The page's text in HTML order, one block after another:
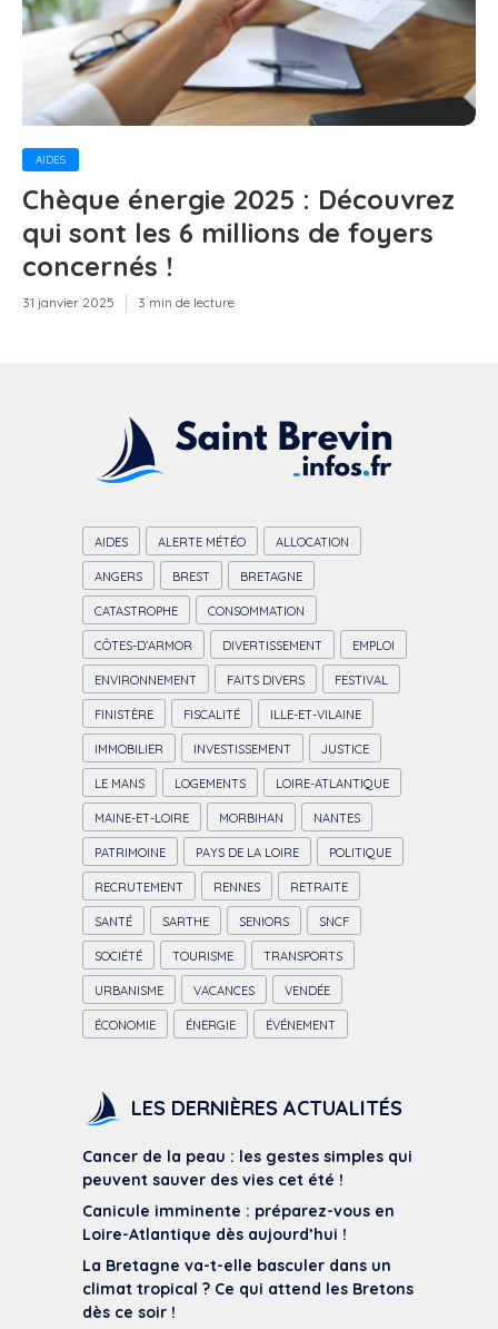
AIDES
Chèque énergie 2025 : Découvrez
qui sont les 6 millions de foyers
concernés !
31 janvier 2025 3 min de lecture
AIDES ALERTE MÉTÉO ALLOCATION
ANGERS BREST BRETAGNE
CATASTROPHE CONSOMMATION
CÔTES-D’ARMOR DIVERTISSEMENT EMPLOI
ENVIRONNEMENT FAITS DIVERS FESTIVAL
FINISTÈRE FISCALITÉ ILLE-ET-VILAINE
IMMOBILIER INVESTISSEMENT JUSTICE
LE MANS LOGEMENTS LOIRE-ATLANTIQUE
MAINE-ET-LOIRE MORBIHAN NANTES
PATRIMOINE PAYS DE LA LOIRE POLITIQUE
RECRUTEMENT RENNES RETRAITE
SANTÉ SARTHE SENIORS SNCF
SOCIÉTÉ TOURISME TRANSPORTS
URBANISME VACANCES VENDÉE
ÉCONOMIE ÉNERGIE ÉVÉNEMENT
LES DERNIÈRES ACTUALITÉS
Cancer de la peau : les gestes simples qui
peuvent sauver des vies cet été !
Canicule imminente : préparez-vous en
Loire-Atlantique dès aujourd’hui !
La Bretagne va-t-elle basculer dans un
climat tropical ? Ce qui attend les Bretons
dès ce soir !